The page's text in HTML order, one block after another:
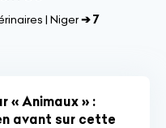
| Niger➔ 7
« Animaux » :
avant sur cette